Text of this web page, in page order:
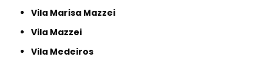
Vila Marisa Mazzei
Vila Mazzei
Vila Medeiros